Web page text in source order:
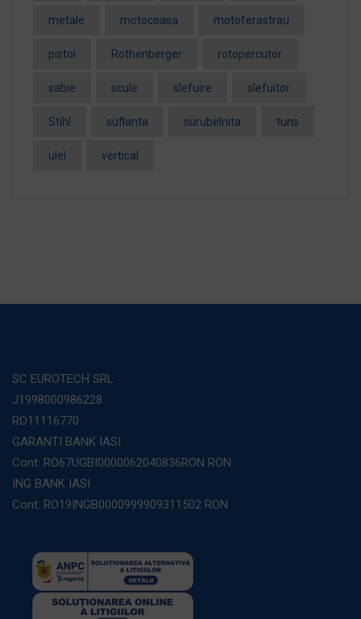
metale motocoasa motoferastrau
pistol Rothenberger rotopercutor
sabie scule slefuire slefuitor
Stihl suflanta surubelnita tuns
ulei vertical
SC EUROTECH SRL
J1998000986228
RO11116770
GARANTI BANK IASI
Cont: RO67UGBI0000062040836RON RON
ING BANK IASI
Cont: RO19INGB0000999909311502 RON